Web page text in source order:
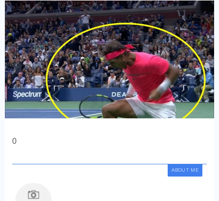
0
ABOUT ME